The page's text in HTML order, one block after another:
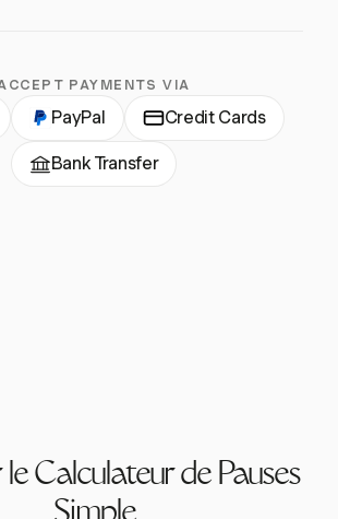
PAYMENTS VIA
PayPal Credit Cards
Bank Transfer
le Calculateur de Pauses